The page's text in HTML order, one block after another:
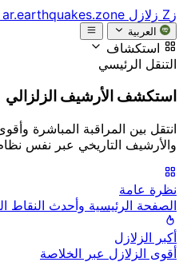
زZ زلازل Zone ar.earthquakes.zone
العربية
استكشاف
التنقل الرئيسي
استكشف الأرشيف الزلزالي
انتقل بين المراقبة المباشرة
والأرشيف التاريخي عبر نفس
نظرة عامة
الصفحة الرئيسية وأحدث النقاط
أكبر الزلازل
أقوى الزلازل عبر الخلاصة